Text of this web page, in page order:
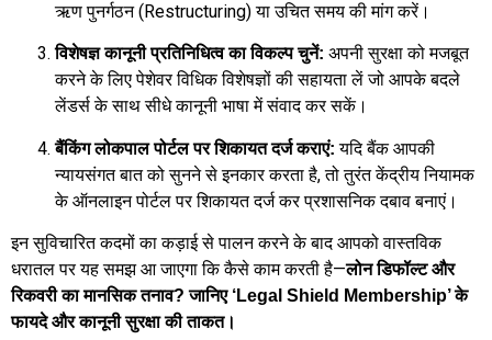
ऋण पुनर्गठन (Restructuring) या उचित समय की मांग करें।
विशेषज्ञ कानूनी प्रतिनिधित्व का विकल्प चुनें: अपनी सुरक्षा को मजबूत
करने के लिए पेशेवर विधिक विशेषज्ञों की सहायता लें जो आपके बदले
लेंडर्स के साथ सीधे कानूनी भाषा में संवाद कर सकें।
बैंकिंग लोकपाल पोर्टल पर शिकायत दर्ज कराएं: यदि बैंक आपकी
न्यायसंगत बात को सुनने से इनकार करता है, तो तुरंत केंद्रीय नियामक
के ऑनलाइन पोर्टल पर शिकायत दर्ज कर प्रशासनिक दबाव बनाएं।
इन सुविचारित कदमों का कड़ाई से पालन करने के बाद आपको वास्तविक
धरातल पर यह समझ आ जाएगा कि कैसे काम करती है—लोन डिफॉल्ट और
रिकवरी का मानसिक तनाव? जानिए ‘Legal Shield Membership’ के
फायदे और कानूनी सुरक्षा की ताकत।